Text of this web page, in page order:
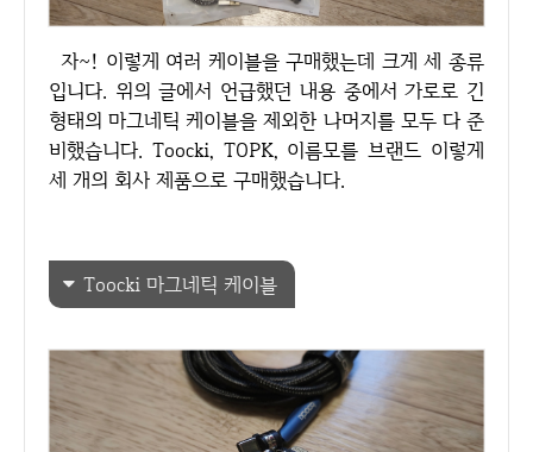
자~! 이렇게 여러 케이블을 구매했는데 크게 세 종류
입니다. 위의 글에서 언급했던 내용 중에서 가로로 긴
형태의 마그네틱 케이블을 제외한 나머지를 모두 다 준
비했습니다. Toocki, TOPK, 이름모를 브랜드 이렇게
세 개의 회사 제품으로 구매했습니다.
Toocki 마그네틱 케이블